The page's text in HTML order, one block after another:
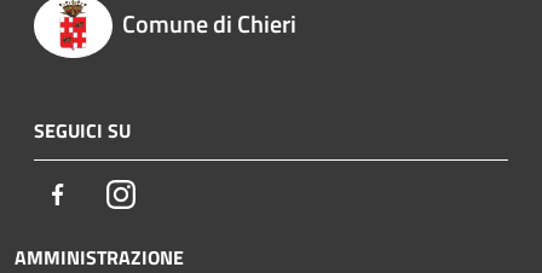
Comune di Chieri
SEGUICI SU
FacebookInstagram
AMMINISTRAZIONE